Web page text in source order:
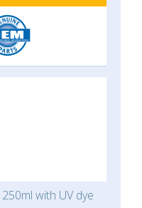
with UV dye